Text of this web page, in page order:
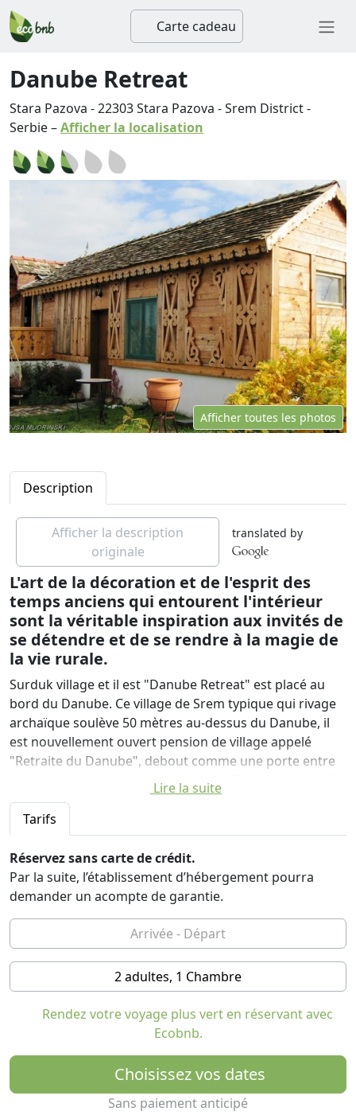
Carte cadeau
Danube Retreat
Stara Pazova -22303Stara Pazova -Srem District-
Serbie–Afficher la localisation
Afficher toutes les photos
Description
Afficher la description
originale
translated by
L'art de la décoration et de l'esprit des
temps anciens qui entourent l'intérieur
sont la véritable inspiration aux invités de
se détendre et de se rendre à la magie de
la vie rurale.
Surduk village et il est "Danube Retreat" est placé au
bord du Danube. Ce village de Srem typique qui rivage
archaïque soulève 50 mètres au-dessus du Danube, il
est nouvellement ouvert pension de village appelé
"Retraite du Danube", debout comme une porte entre
le passé endormi et hâter présente. «Retraite Danube"
offre le rafraîchissement du bruit de la ville dans une
belle ambiance de ménage.
L'art de la décoration et de l'esprit des temps anciens
qui entourent l'intérieur sont la véritable inspiration
aux invités de se détendre et de se rendre à la magie de
la vie rurale. Le charme d'une nature intacte et les
coutumes pittoresques de Voïvodine sont
constamment présents.
Lire la suite
Tarifs
Réservez sans carte de crédit.
Par la suite, l’établissement d’hébergement pourra
demander un acompte de garantie.
2 adultes, 1 Chambre
Rendez votre voyage plus vert en réservant avec
Ecobnb.
Choisissez vos dates
Sans paiement anticipé